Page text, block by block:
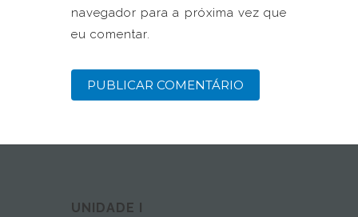
navegador para a próxima vez que
eu comentar.
UNIDADE I